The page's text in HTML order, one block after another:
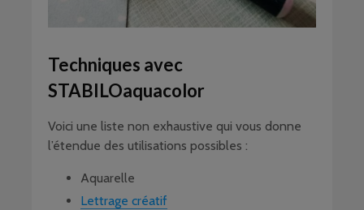
Techniques avec
STABILOaquacolor
Voici une liste non exhaustive qui vous donne
l’étendue des utilisations possibles :
Aquarelle
Lettrage créatif